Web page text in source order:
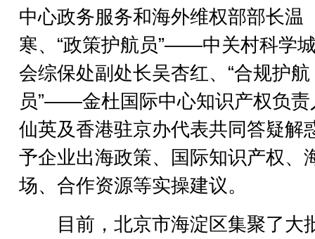
中心政务服务和海外维权部部长温
寒、“政策护航员”——中关村科学
会综保处副处长吴杏红、“合规护航
员”——金杜国际中心知识产权负责
仙英及香港驻京办代表共同答疑解
予企业出海政策、国际知识产权、
场、合作资源等实操建议。
目前，北京市海淀区集聚了大